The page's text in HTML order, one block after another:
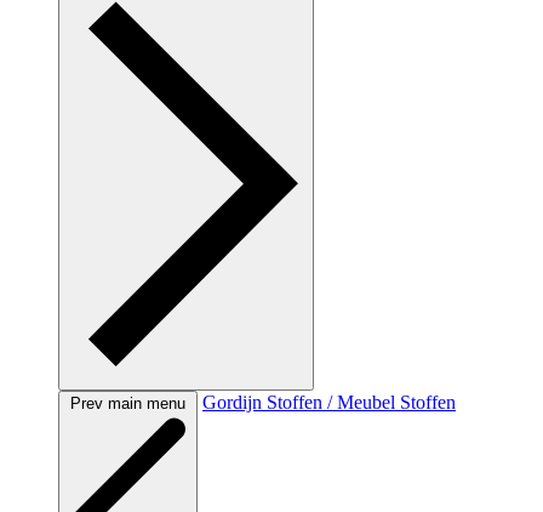
Prev main menu Gordijn Stoffen / Meubel Stoffen